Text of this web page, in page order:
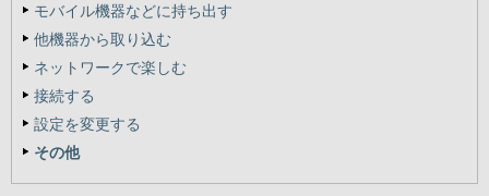
モバイル機器などに持ち出す
他機器から取り込む
ネットワークで楽しむ
接続する
設定を変更する
その他